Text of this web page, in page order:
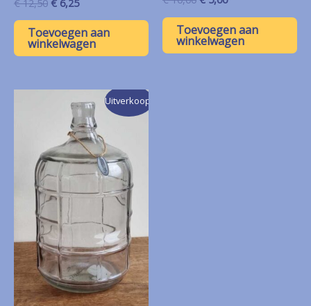
€12,50
was:
€ 12,50.
€ 6,25
is:
€ 6,25.
Toevoegen aan
winkelwagen
was:
€ 10,00.
is:
€ 5,00.
Toevoegen aan
winkelwagen
Uitverkoop!